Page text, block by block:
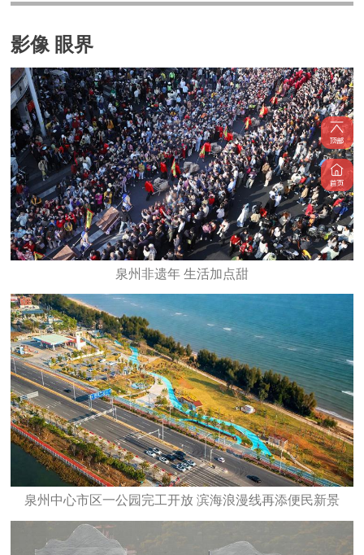
影像 眼界
泉州非遗年 生活加点甜
泉州中心市区一公园完工开放 滨海浪漫线再添便民新景